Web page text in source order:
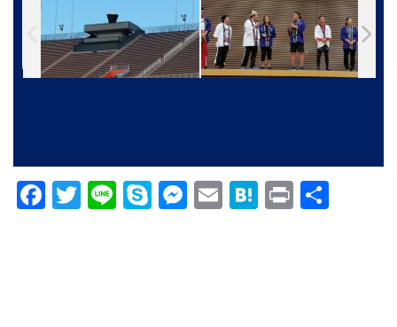
Facebook
Twitter
LineSkypeMessenger
EmailHatena
Print